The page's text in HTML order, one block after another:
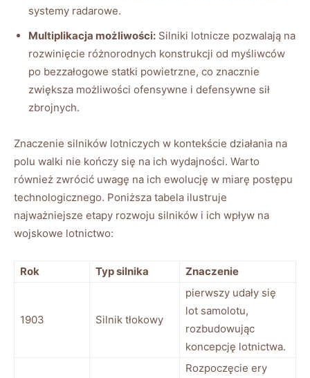
systemy radarowe.
Multiplikacja możliwości: Silniki lotnicze pozwalają na
rozwinięcie różnorodnych konstrukcji od myśliwców
po bezzałogowe statki powietrzne, co znacznie
zwiększa możliwości ofensywne i defensywne sił
zbrojnych.
Znaczenie silników lotniczych w kontekście działania na
polu walki nie kończy się na ich wydajności. Warto
również zwrócić uwagę na ich ewolucję w miarę postępu
technologicznego. Poniższa tabela ilustruje
najważniejsze etapy rozwoju silników i ich wpływ na
wojskowe lotnictwo:
Rok Typ silnika Znaczenie
1903 Silnik tłokowy
pierwszy udały się
lot samolotu,
rozbudowując
koncepcję lotnictwa.
Rozpoczęcie ery